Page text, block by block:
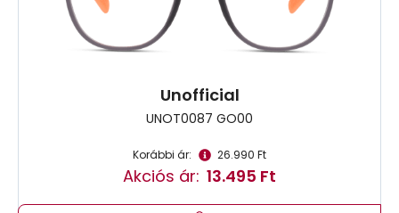
Unofficial
UNOT0087 GO00
Korábbi ár: 26.990 Ft
Akciós ár: 13.495 Ft